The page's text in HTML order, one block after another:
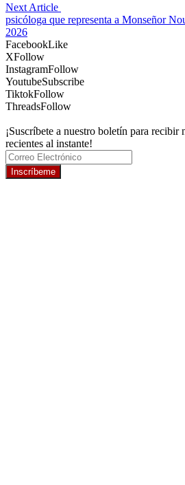
Next Article
psicóloga que representa a Monseñor
2026
FacebookLike
XFollow
InstagramFollow
YoutubeSubscribe
TiktokFollow
ThreadsFollow
¡Suscríbete a nuestro boletín para recibir
recientes al instante!
Inscríbeme